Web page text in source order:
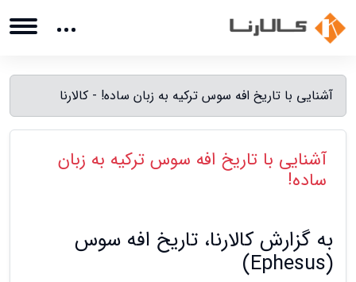
آشنایی با تاریخ افه سوس ترکیه به زبان ساده! - کالارنا
آشنایی با تاریخ افه سوس ترکیه به زبان
ساده!
به گزارش کالارنا، تاریخ افه سوس
(Ephesus)